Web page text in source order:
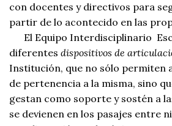
con docentes y directivos para
partir de lo acontecido en las
El Equipo Interdisciplinario
diferentes dispositivos de
Institución, que no sólo permiten
de pertenencia a la misma, sino
gestan como soporte y sostén a
se devienen en los pasajes entre